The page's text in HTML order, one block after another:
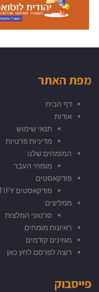
מפת האתר
דף הבית
אודות
תנאי שימוש
מדיניות פרטיות
המומחים שלנו
מומחי העבר
פודקאסטים
פודקאסטים SPOTIFY
ממליצים
סרטוני המלצות
ראיונות מומחים
מגזינים קודמים
רוצה לפרסם לחץ כאן
פייסבוק